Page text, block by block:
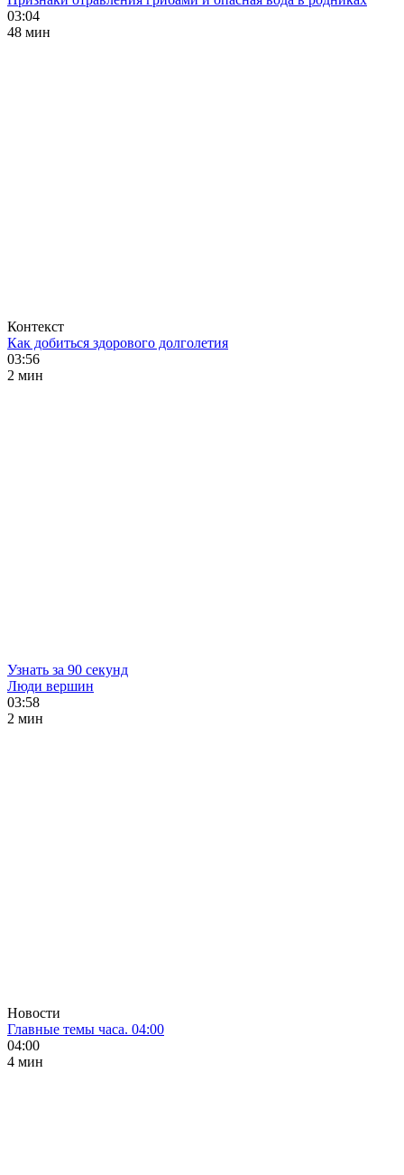
03:04
48 мин
Контекст
Как добиться здорового долголетия
03:56
2 мин
Узнать за 90 секунд
Люди вершин
03:58
2 мин
Новости
Главные темы часа. 04:00
04:00
4 мин